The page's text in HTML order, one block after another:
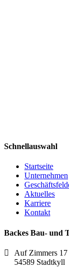
Schnellauswahl
Startseite
Unternehmen
Aktuelles
Karriere
Kontakt
Backes Bau- und
Auf Zimmers 17
54589 Stadtkyll